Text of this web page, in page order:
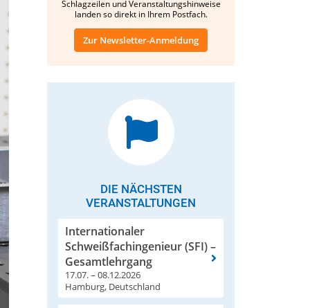
Schlagzeilen und Veranstaltungshinweise
landen so direkt in Ihrem Postfach.
Zur Newsletter-Anmeldung
DIE NÄCHSTEN
VERANSTALTUNGEN
Internationaler
Schweißfachingenieur (SFI) –
Gesamtlehrgang
17.07. – 08.12.2026
Hamburg, Deutschland